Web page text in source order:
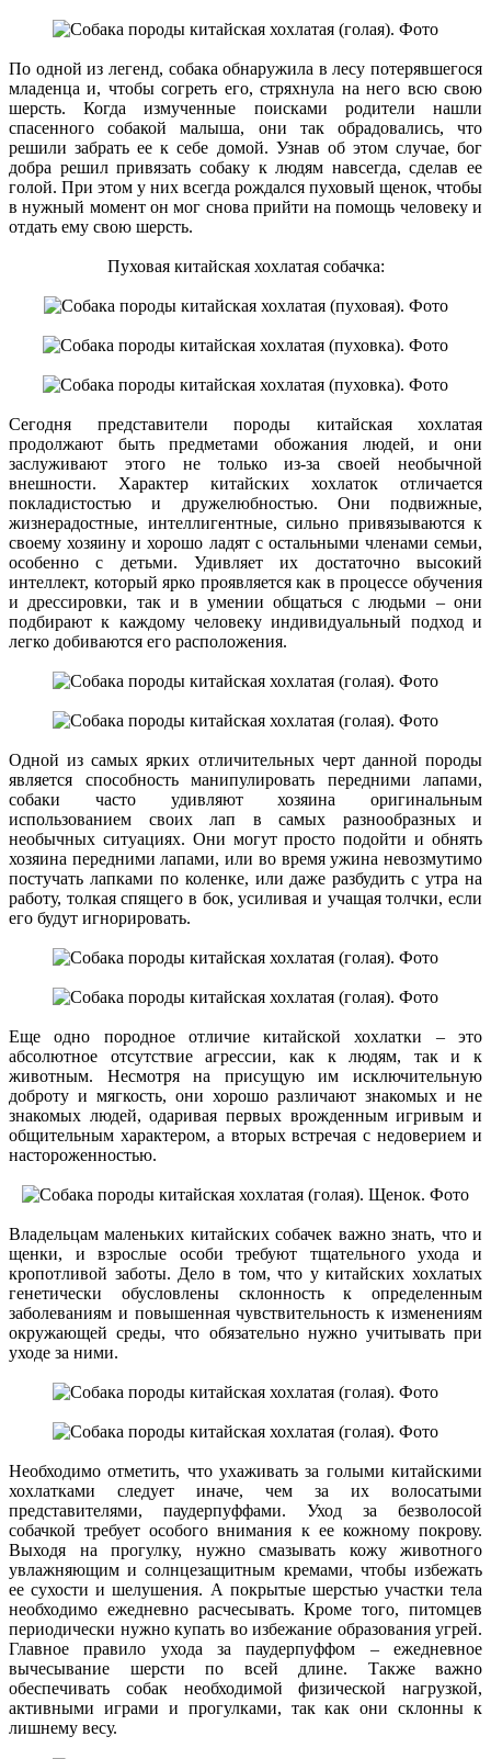
По одной из легенд, собака обнаружила в лесу потерявшегося
младенца и, чтобы согреть его, стряхнула на него всю свою
шерсть. Когда измученные поисками родители нашли
спасенного собакой малыша, они так обрадовались, что
решили забрать ее к себе домой. Узнав об этом случае, бог
добра решил привязать собаку к людям навсегда, сделав ее
голой. При этом у них всегда рождался пуховый щенок, чтобы
в нужный момент он мог снова прийти на помощь человеку и
отдать ему свою шерсть.
Пуховая китайская хохлатая собачка:
Сегодня представители породы китайская хохлатая
продолжают быть предметами обожания людей, и они
заслуживают этого не только из-за своей необычной
внешности. Характер китайских хохлаток отличается
покладистостью и дружелюбностью. Они подвижные,
жизнерадостные, интеллигентные, сильно привязываются к
своему хозяину и хорошо ладят с остальными членами семьи,
особенно с детьми. Удивляет их достаточно высокий
интеллект, который ярко проявляется как в процессе обучения
и дрессировки, так и в умении общаться с людьми – они
подбирают к каждому человеку индивидуальный подход и
легко добиваются его расположения.
Одной из самых ярких отличительных черт данной породы
является способность манипулировать передними лапами,
собаки часто удивляют хозяина оригинальным
использованием своих лап в самых разнообразных и
необычных ситуациях. Они могут просто подойти и обнять
хозяина передними лапами, или во время ужина невозмутимо
постучать лапками по коленке, или даже разбудить с утра на
работу, толкая спящего в бок, усиливая и учащая толчки, если
его будут игнорировать.
Еще одно породное отличие китайской хохлатки – это
абсолютное отсутствие агрессии, как к людям, так и к
животным. Несмотря на присущую им исключительную
доброту и мягкость, они хорошо различают знакомых и не
знакомых людей, одаривая первых врожденным игривым и
общительным характером, а вторых встречая с недоверием и
настороженностью.
Владельцам маленьких китайских собачек важно знать, что и
щенки, и взрослые особи требуют тщательного ухода и
кропотливой заботы. Дело в том, что у китайских хохлатых
генетически обусловлены склонность к определенным
заболеваниям и повышенная чувствительность к изменениям
окружающей среды, что обязательно нужно учитывать при
уходе за ними.
Необходимо отметить, что ухаживать за голыми китайскими
хохлатками следует иначе, чем за их волосатыми
представителями, паудерпуффами. Уход за безволосой
собачкой требует особого внимания к ее кожному покрову.
Выходя на прогулку, нужно смазывать кожу животного
увлажняющим и солнцезащитным кремами, чтобы избежать
ее сухости и шелушения. А покрытые шерстью участки тела
необходимо ежедневно расчесывать. Кроме того, питомцев
периодически нужно купать во избежание образования угрей.
Главное правило ухода за паудерпуффом – ежедневное
вычесывание шерсти по всей длине. Также важно
обеспечивать собак необходимой физической нагрузкой,
активными играми и прогулками, так как они склонны к
лишнему весу.